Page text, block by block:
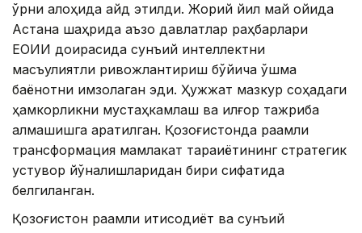
ўрни алоҳида қайд этилди. Жорий йил май ойида
Астана шаҳрида аъзо давлатлар раҳбарлари
ЕОИИ доирасида сунъий интеллектни
масъулиятли ривожлантириш бўйича қўшма
баёнотни имзолаган эди. Ҳужжат мазкур соҳадаги
ҳамкорликни мустаҳкамлаш ва илғор тажриба
алмашишга қаратилган. Қозоғистонда рақамли
трансформация мамлакат тараққиётининг стратегик
устувор йўналишларидан бири сифатида
белгиланган.
Қозоғистон рақамли иқтисодиёт ва сунъий